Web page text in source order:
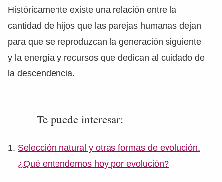
Históricamente existe una relación entre la
cantidad de hijos que las parejas humanas dejan
para que se reproduzcan la generación siguiente
y la energía y recursos que dedican al cuidado de
la descendencia.
Te puede interesar:
Selección natural y otras formas de evolución.
¿Qué entendemos hoy por evolución?